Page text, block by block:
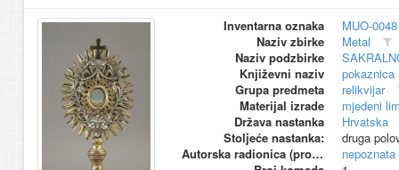
Inventarna oznaka
MUO-
Naziv zbirke
Metal
Naziv podzbirke
Književni naziv
pokaznica
Grupa predmeta
relikvijar
Materijal izrade
mjedeni
Država nastanka
Hrvatska
Stoljeće nastanka:
druga
Autorska radionica (proizvođač)
nepoznata